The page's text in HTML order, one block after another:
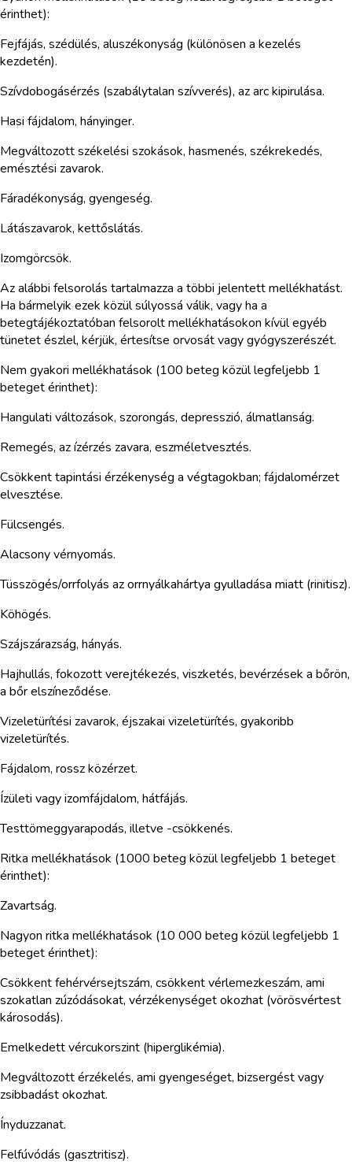
érinthet):
Fejfájás, szédülés, aluszékonyság (különösen a kezelés
kezdetén).
Szívdobogásérzés (szabálytalan szívverés), az arc kipirulása.
Hasi fájdalom, hányinger.
Megváltozott székelési szokások, hasmenés, székrekedés,
emésztési zavarok.
Fáradékonyság, gyengeség.
Látászavarok, kettőslátás.
Izomgörcsök.
Az alábbi felsorolás tartalmazza a többi jelentett mellékhatást.
Ha bármelyik ezek közül súlyossá válik, vagy ha a
betegtájékoztatóban felsorolt mellékhatásokon kívül egyéb
tünetet észlel, kérjük, értesítse orvosát vagy gyógyszerészét.
Nem gyakori mellékhatások (100 beteg közül legfeljebb 1
beteget érinthet):
Hangulati változások, szorongás, depresszió, álmatlanság.
Remegés, az ízérzés zavara, eszméletvesztés.
Csökkent tapintási érzékenység a végtagokban; fájdalomérzet
elvesztése.
Fülcsengés.
Alacsony vérnyomás.
Tüsszögés/orrfolyás az orrnyálkahártya gyulladása miatt (rinitisz).
Köhögés.
Szájszárazság, hányás.
Hajhullás, fokozott verejtékezés, viszketés, bevérzések a bőrön,
a bőr elszíneződése.
Vizeletürítési zavarok, éjszakai vizeletürítés, gyakoribb
vizeletürítés.
Fájdalom, rossz közérzet.
Ízületi vagy izomfájdalom, hátfájás.
Testtömeggyarapodás, illetve -csökkenés.
Ritka mellékhatások (1000 beteg közül legfeljebb 1 beteget
érinthet):
Zavartság.
Nagyon ritka mellékhatások (10 000 beteg közül legfeljebb 1
beteget érinthet):
Csökkent fehérvérsejtszám, csökkent vérlemezkeszám, ami
szokatlan zúzódásokat, vérzékenységet okozhat (vörösvértest
károsodás).
Emelkedett vércukorszint (hiperglikémia).
Megváltozott érzékelés, ami gyengeséget, bizsergést vagy
zsibbadást okozhat.
Ínyduzzanat.
Felfúvódás (gasztritisz).